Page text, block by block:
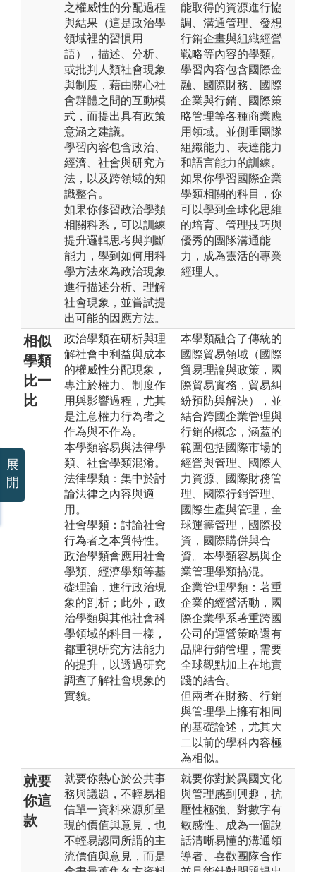
之權威性的分配過程
與結果（這是政治學
領域裡的習慣用
語），描述、分析、
或批判人類社會現象
與制度，藉由關心社
會群體之間的互動模
式，而提出具有政策
意涵之建議。
學習內容包含政治、
經濟、社會與研究方
法，以及跨領域的知
識整合。
如果你修習政治學類
相關科系，可以訓練
提升邏輯思考與判斷
能力，學到如何用科
學方法來為政治現象
進行描述分析、理解
社會現象，並嘗試提
出可能的因應方法。
能取得的資源進行協
調、溝通管理、發想
行銷企畫與組織經營
戰略等內容的學類。
學習內容包含國際金
融、國際財務、國際
企業與行銷、國際策
略管理等各種商業應
用領域。並側重團隊
組織能力、表達能力
和語言能力的訓練。
如果你學習國際企業
學類相關的科目，你
可以學到全球化思維
的培育、管理技巧與
優秀的團隊溝通能
力，成為靈活的專業
經理人。
相似
學類
比一
比
政治學類在研析與理
解社會中利益與成本
的權威性分配現象，
專注於權力、制度作
用與影響過程，尤其
是注意權力行為者之
作為與不作為。
本學類容易與法律學
類、社會學類混淆。
法律學類：集中於討
論法律之內容與適
用。
社會學類：討論社會
行為者之本質特性。
政治學類會應用社會
學類、經濟學類等基
礎理論，進行政治現
象的剖析；此外，政
治學類與其他社會科
學領域的科目一樣，
都重視研究方法能力
的提升，以透過研究
調查了解社會現象的
實貌。
本學類融合了傳統的
國際貿易領域（國際
貿易理論與政策，國
際貿易實務，貿易糾
紛預防與解決），並
結合跨國企業管理與
行銷的概念，涵蓋的
範圍包括國際市場的
經營與管理、國際人
力資源、國際財務管
理、國際行銷管理、
國際生產與管理，全
球運籌管理，國際投
資，國際購併與合
資。本學類容易與企
業管理學類搞混。
企業管理學類：著重
企業的經營活動，國
際企業學系著重跨國
公司的運營策略還有
品牌行銷管理，需要
全球觀點加上在地實
踐的結合。
但兩者在財務、行銷
與管理學上擁有相同
的基礎論述，尤其大
二以前的學科內容極
為相似。
就要
你這
款
就要你熱心於公共事
務與議題，不輕易相
信單一資料來源所呈
現的價值與意見，也
不輕易認同所謂的主
流價值與意見，而是
就要你對於異國文化
與管理感到興趣，抗
壓性極強、對數字有
敏感性、成為一個說
話清晰易懂的溝通領
導者、喜歡團隊合作
展
開